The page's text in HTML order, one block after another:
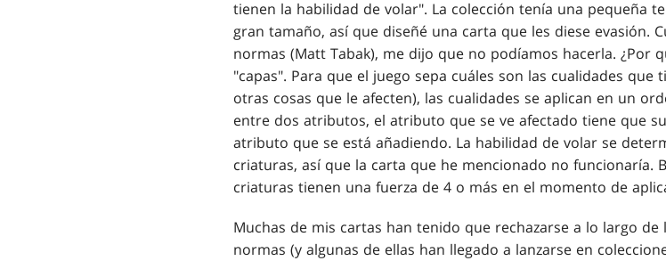
tienen la habilidad de volar". La colección tenía una pequeña
gran tamaño, así que diseñé una carta que les diese evasión.
normas (Matt Tabak), me dijo que no podíamos hacerla. ¿Por
"capas". Para que el juego sepa cuáles son las cualidades
otras cosas que le afecten), las cualidades se aplican en un
entre dos atributos, el atributo que se ve afectado tiene que
atributo que se está añadiendo. La habilidad de volar se
criaturas, así que la carta que he mencionado no funcionaría.
criaturas tienen una fuerza de 4 o más en el momento de
Muchas de mis cartas han tenido que rechazarse a lo largo
normas (y algunas de ellas han llegado a lanzarse en